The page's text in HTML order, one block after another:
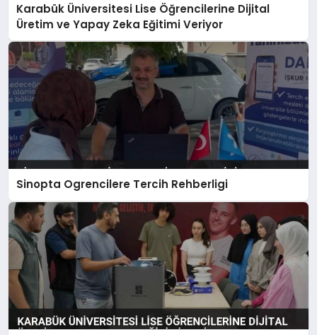
Karabük Üniversitesi Lise Öğrencilerine Dijital
Üretim ve Yapay Zeka Eğitimi Veriyor
Sinopta Ogrencilere Tercih Rehberligi